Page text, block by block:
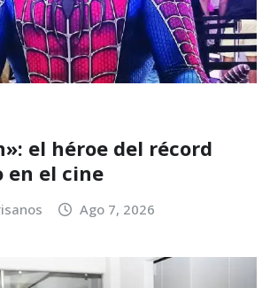
el héroe del récord
en el cine
Ago 7, 2026